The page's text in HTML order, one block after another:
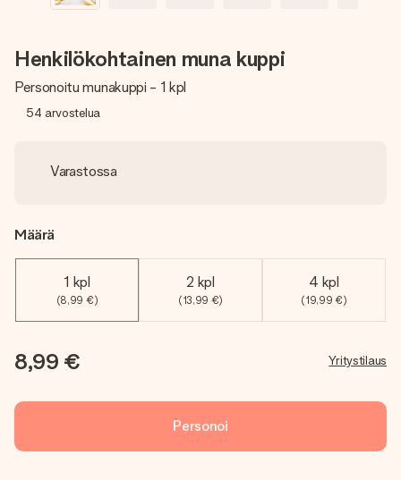
Henkilökohtainen muna kuppi
Personoitu munakuppi - 1 kpl
54 arvostelua
Varastossa
Määrä
1 kpl
(8,99 €)
2 kpl
(13,99 €)
4 kpl
(19,99 €)
8,99 € Yritystilaus
Personoi